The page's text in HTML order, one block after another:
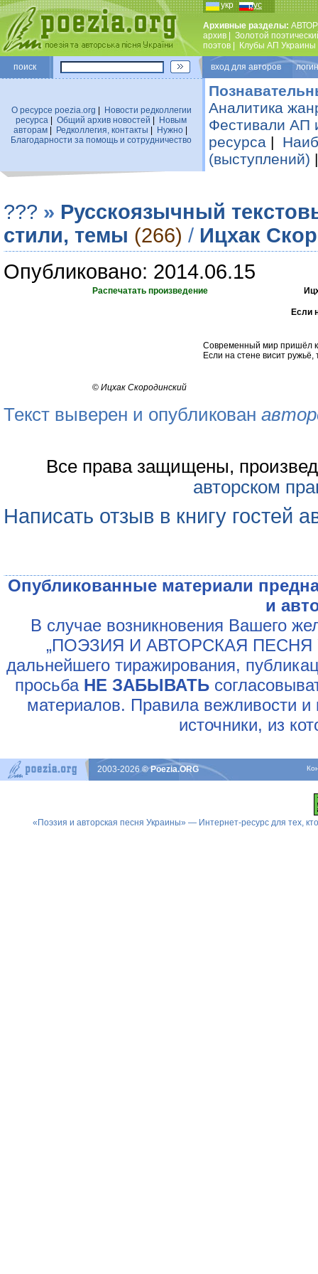
укр рус
Архивные разделы:
архив
Золотой
поэтов
Клубы АП Украины
поиск вход для авторов
О ресурсе poezia.org
Новости редколлегии
ресурса
Общий архив новостей
Новым
авторам| Редколлегия, контакты Нужно|
Благодарности за помощь и сотрудничество
Аналитика
Фестивали АП
ресурса |
(выступлений)
??? » Русскоязычный
стили, темы (266) / Ицхак
Опубликовано: 2014.06.15
Распечатать произведение
Если
Современный мир пришёл к
Если на стене висит ружьё,
© Ицхак Скородинский
Текст выверен и опубликован
Все права защищены,
авторском
Написать отзыв в книгу гостей
Опубликованные материали
и
В случае возникновения Вашего
„ПОЭЗИЯ И АВТОРСКАЯ ПЕСНЯ
дальнейшего тиражирования,
просьба НЕ ЗАБЫВАТЬ
материалов. Правила вежливости и
источники, из
2003-2026© Poezia.ORG
«Поэзия и авторская песня Украины» — Интернет-ресурс для тех,